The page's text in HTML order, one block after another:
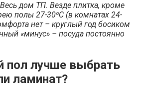
дом ТП. Везде плитка, кроме
полы 27-30⁰С (в комнатах 24-
нет – круглый год босиком
«минус» – посуда постоянно
пол лучше выбрать
ламинат?